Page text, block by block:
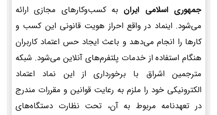
جمهوری اسلامی ایران به کسب‌وکارهای مجازی ارائه
می‌شود. اینماد در واقع احراز هویت قانونی این کسب و
کارها را انجام می‌دهد و باعث ایجاد حس اعتماد کاربران
هنگام استفاده از خدمات پلتفرم‌های آنلاین می‌شود. شبکه
مترجمین اشراق با برخورداری از این نماد اعتماد
الکترونیکی خود را ملزم به رعایت قوانین و مقررات مندرج
در تعهدنامه مربوط به آن، تحت نظارت دستگاه‌های